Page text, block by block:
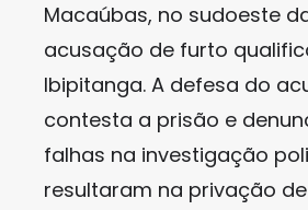
Macaúbas, no sudoeste
acusação de furto
Ibipitanga. A defesa do
contesta a prisão e
falhas na investigação
resultaram na privação